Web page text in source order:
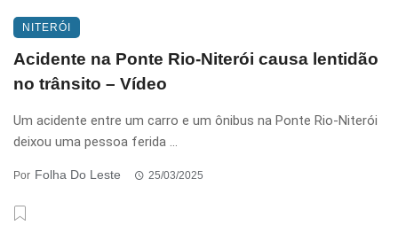
NITERÓI
Acidente na Ponte Rio-Niterói causa lentidão
no trânsito – Vídeo
Um acidente entre um carro e um ônibus na Ponte Rio-Niterói
deixou uma pessoa ferida ...
Por Folha Do Leste 25/03/2025